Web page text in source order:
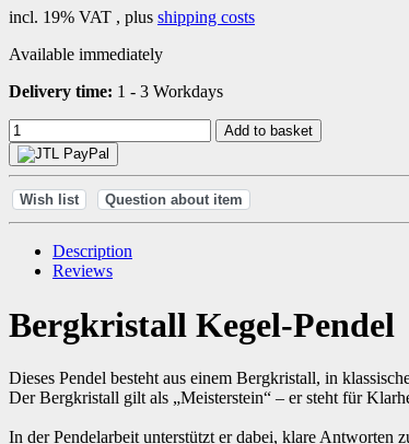
incl. 19% VAT , plus shipping costs
Available immediately
Delivery time: 1 - 3 Workdays
Add to basket
Wish list Question about item
Description
Reviews
Bergkristall Kegel-Pendel
Dieses Pendel besteht aus einem Bergkristall, in
Der Bergkristall gilt als „Meisterstein“ – er steht für
In der Pendelarbeit unterstützt er dabei, klare Antworten